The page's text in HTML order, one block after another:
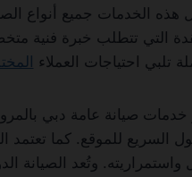
الخدمات جميع أنواع
التي تتطلب خبرة فنية
تلبي احتياجات العملاء
خدمات صيانة عامة دبي
السريع للموقع. كما
واستمراريته. وتُعد